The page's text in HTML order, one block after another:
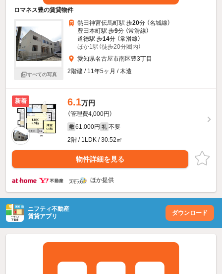
ロマネス豊の賃貸物件
すべての写真
熱田神宮伝馬町駅 歩20分 （名城線）
豊田本町駅 歩9分 （常滑線）
道徳駅 歩14分 （常滑線）
ほか1駅（徒歩20分圏内）
愛知県名古屋市南区豊3丁目
2階建 / 11年5ヶ月 / 木造
新着 6.1万円
（管理費4,000円）
敷 61,000円 礼 不要
2階 / 1LDK / 30.52㎡
物件詳細を見る
ほか提供
ニフティ不動産
賃貸アプリ
ダウンロード